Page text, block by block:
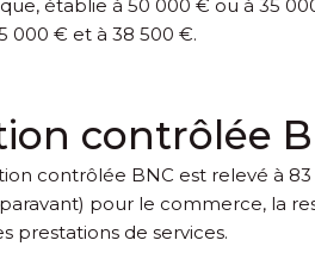
établie à 50 000 € ou à 35
000 € et à 38 500 €.
contrôlée
contrôlée BNC est relevé à
pour le commerce, la
prestations de services.